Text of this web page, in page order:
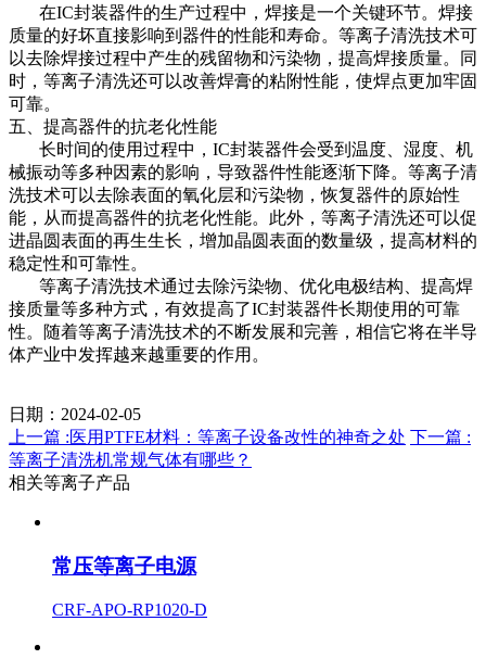
在IC封装器件的生产过程中，焊接是一个关键环节。焊接
质量的好坏直接影响到器件的性能和寿命。等离子清洗技术可
以去除焊接过程中产生的残留物和污染物，提高焊接质量。同
时，等离子清洗还可以改善焊膏的粘附性能，使焊点更加牢固
可靠。
五、提高器件的抗老化性能
长时间的使用过程中，IC封装器件会受到温度、湿度、机
械振动等多种因素的影响，导致器件性能逐渐下降。等离子清
洗技术可以去除表面的氧化层和污染物，恢复器件的原始性
能，从而提高器件的抗老化性能。此外，等离子清洗还可以促
进晶圆表面的再生生长，增加晶圆表面的数量级，提高材料的
稳定性和可靠性。
等离子清洗技术通过去除污染物、优化电极结构、提高焊
接质量等多种方式，有效提高了IC封装器件长期使用的可靠
性。随着等离子清洗技术的不断发展和完善，相信它将在半导
体产业中发挥越来越重要的作用。
日期：2024-02-05
上一篇 :医用PTFE材料：等离子设备改性的神奇之处 下一篇 :
等离子清洗机常规气体有哪些？
相关等离子产品
常压等离子电源
CRF-APO-RP1020-D